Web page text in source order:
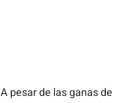
A pesar de las ganas